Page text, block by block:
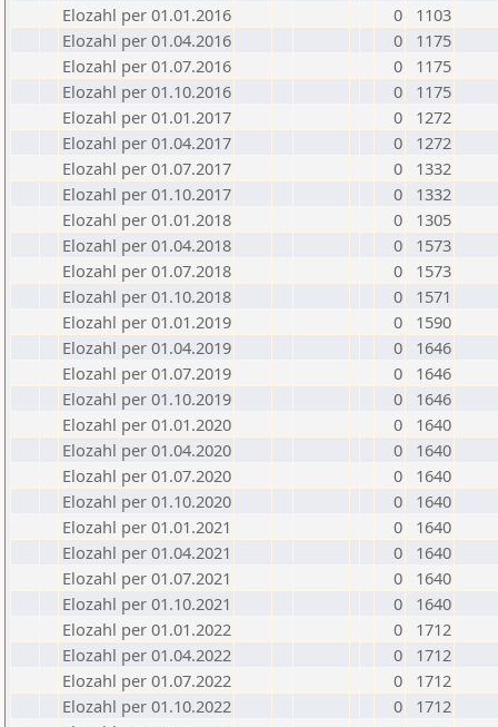
Elozahl per 01.01.2016
0
1103
Elozahl per 01.04.2016
0
1175
Elozahl per 01.07.2016
0
1175
Elozahl per 01.10.2016
0
1175
Elozahl per 01.01.2017
0
1272
Elozahl per 01.04.2017
0
1272
Elozahl per 01.07.2017
0
1332
Elozahl per 01.10.2017
0
1332
Elozahl per 01.01.2018
0
1305
Elozahl per 01.04.2018
0
1573
Elozahl per 01.07.2018
0
1573
Elozahl per 01.10.2018
0
1571
Elozahl per 01.01.2019
0
1590
Elozahl per 01.04.2019
0
1646
Elozahl per 01.07.2019
0
1646
Elozahl per 01.10.2019
0
1646
Elozahl per 01.01.2020
0
1640
Elozahl per 01.04.2020
0
1640
Elozahl per 01.07.2020
0
1640
Elozahl per 01.10.2020
0
1640
Elozahl per 01.01.2021
0
1640
Elozahl per 01.04.2021
0
1640
Elozahl per 01.07.2021
0
1640
Elozahl per 01.10.2021
0
1640
Elozahl per 01.01.2022
0
1712
Elozahl per 01.04.2022
0
1712
Elozahl per 01.07.2022
0
1712
Elozahl per 01.10.2022
0
1712